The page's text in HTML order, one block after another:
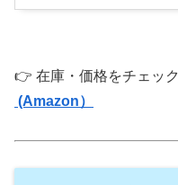
👉 在庫・価格をチェック
(Amazon）